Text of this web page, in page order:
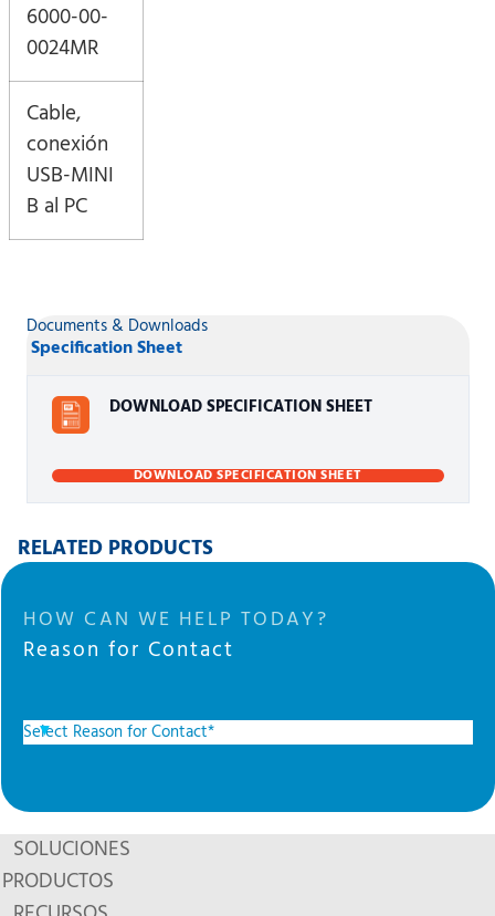
6000-00-
0024MR
Cable,
conexión
USB-MINI
B al PC
Documents & Downloads
Specification Sheet
DOWNLOAD SPECIFICATION SHEET
DOWNLOAD SPECIFICATION SHEET
RELATED PRODUCTS
HOW CAN WE HELP TODAY?
Reason for Contact
SOLUCIONES
PRODUCTOS